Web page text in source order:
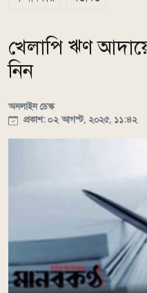
খেলাপি ঋণ
নিন
অনলাইন ডেস্ক
প্রকাশ: ০২ আগস্ট, ২০২৫, ১১:৪২